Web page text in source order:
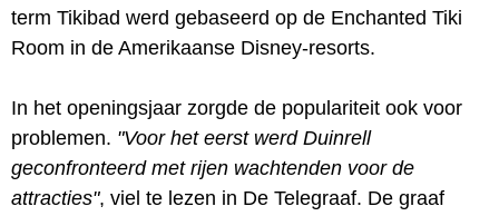
term Tikibad werd gebaseerd op de Enchanted Tiki
Room in de Amerikaanse Disney-resorts.
In het openingsjaar zorgde de populariteit ook voor
problemen. "Voor het eerst werd Duinrell
geconfronteerd met rijen wachtenden voor de
attracties", viel te lezen in De Telegraaf. De graaf